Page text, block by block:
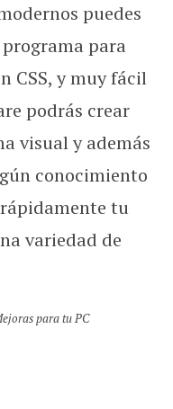
puedes
programa para
CSS, y muy fácil
podrás crear
visual y además
conocimiento
tu
variedad de
para tu PC